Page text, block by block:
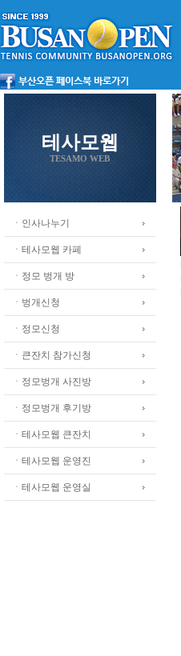
테사모웹
TESAMO WEB
ㆍ인사나누기
ㆍ테사모웹 카페
ㆍ정모 벙개 방
ㆍ벙개신청
ㆍ정모신청
ㆍ큰잔치 참가신청
ㆍ정모벙개 사진방
ㆍ정모벙개 후기방
ㆍ테사모웹 큰잔치
ㆍ테사모웹 운영진
ㆍ테사모웹 운영실